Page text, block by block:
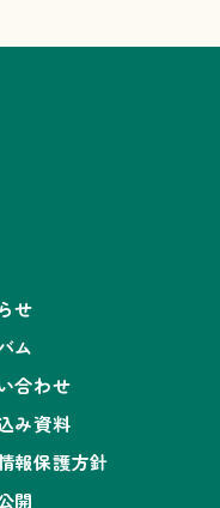
せ
ム
合わせ
み資料
報保護方針
開